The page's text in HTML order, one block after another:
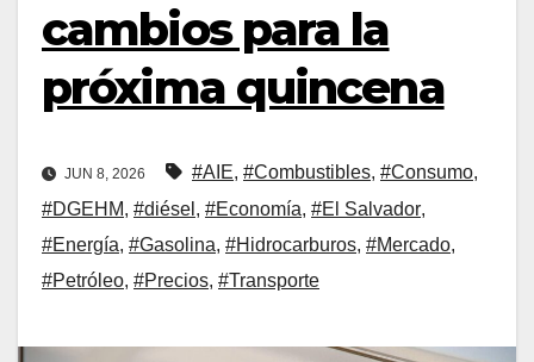
cambios para la
próxima quincena
JUN 8, 2026 #AIE, #Combustibles, #Consumo,
#DGEHM, #diésel , #Economía, #El Salvador,
#Energía, #Gasolina, #Hidrocarburos, #Mercado,
#Petróleo, #Precios, #Transporte